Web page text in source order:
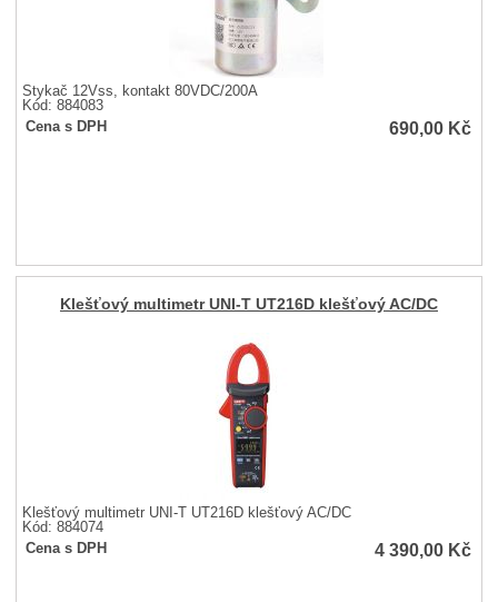
Stykač 12Vss, kontakt 80VDC/200A
Kód: 884083
Cena s DPH
690,00 Kč
Klešťový multimetr UNI-T UT216D klešťový AC/DC
Klešťový multimetr UNI-T UT216D klešťový AC/DC
Kód: 884074
Cena s DPH
4 390,00 Kč